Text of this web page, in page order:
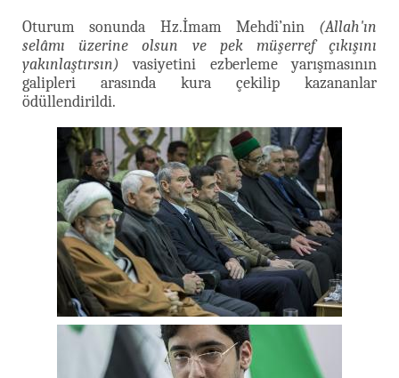
Oturum sonunda Hz.İmam Mehdî’nin (Allah'ın
selâmı üzerine olsun ve pek müşerref çıkışını
yakınlaştırsın) vasiyetini ezberleme yarışmasının
galipleri arasında kura çekilip kazananlar
ödüllendirildi.